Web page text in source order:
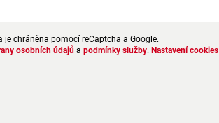
je chráněna pomocí reCaptcha a Google.
osobních údajů a podmínky služby. Nastavení cookies